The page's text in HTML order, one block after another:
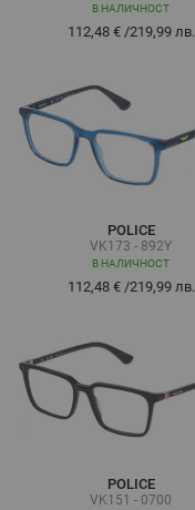
В НАЛИЧНОСТ
112,48 €/219,99 лв.
POLICE
VK173 - 892Y
В НАЛИЧНОСТ
112,48 €/219,99 лв.
POLICE
VK151 - 0700